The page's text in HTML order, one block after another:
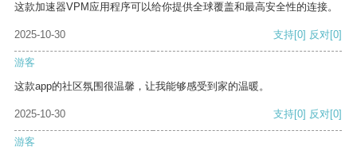
这款加速器VPM应用程序可以给你提供全球覆盖和最高安全性的连接。
2025-10-30 支持[0] 反对[0]
游客
这款app的社区氛围很温馨，让我能够感受到家的温暖。
2025-10-30 支持[0] 反对[0]
游客